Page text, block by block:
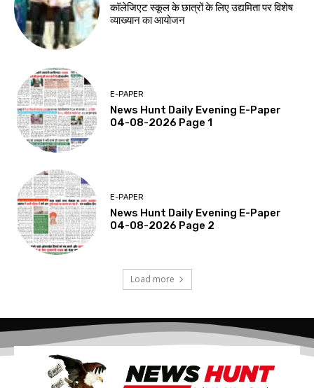
कॉलेजिएट स्कूल के छात्रों के लिए उद्यमिता पर विशेष
व्याख्यान का आयोजन
E-PAPER
News Hunt Daily Evening E-Paper
04-08-2026 Page 1
E-PAPER
News Hunt Daily Evening E-Paper
04-08-2026 Page 2
Load more